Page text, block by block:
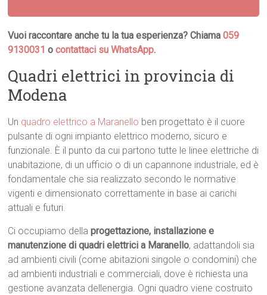
Vuoi raccontare anche tu la tua esperienza? Chiama059
9130031 ocontattaci su WhatsApp.
Quadri elettrici in provincia di
Modena
Un quadro elettrico a Maranello ben progettato è il cuore
pulsante di ogni impianto elettrico moderno, sicuro e
funzionale. È il punto da cui partono tutte le linee elettriche di
unabitazione, di un ufficio o di un capannone industriale, ed è
fondamentale che sia realizzato secondo le normative
vigenti e dimensionato correttamente in base ai carichi
attuali e futuri.
Ci occupiamo dellaprogettazione, installazione e
manutenzione di quadri elettrici a Maranello, adattandoli sia
ad ambienti civili (come abitazioni singole o condomini) che
ad ambienti industriali e commerciali, dove è richiesta una
gestione avanzata dellenergia. Ogni quadro viene costruito